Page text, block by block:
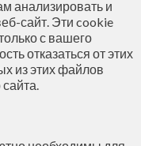
анализировать и
сайт. Эти cookie
с вашего
отказаться от этих
из этих файлов